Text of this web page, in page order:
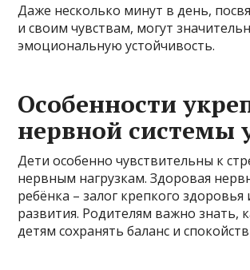
Даже несколько минут в день,
и своим чувствам, могут
эмоциональную устойчивость.
Особенности
нервной системы
Дети особенно чувствительны к
нервным нагрузкам. Здоровая
ребёнка – залог крепкого здоровья
развития. Родителям важно знать,
детям сохранять баланс и